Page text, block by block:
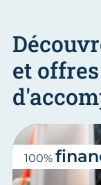
et offres
100%